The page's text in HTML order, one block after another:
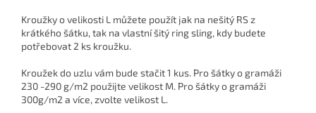
Kroužky o velikosti L můžete použít jak na nešitý RS z
krátkého šátku, tak na vlastní šitý ring sling, kdy budete
potřebovat 2 ks kroužku.
Kroužek do uzlu vám bude stačit 1 kus. Pro šátky o gramáži
230 -290 g/m2 použijte velikost M. Pro šátky o gramáži
300g/m2 a více, zvolte velikost L.